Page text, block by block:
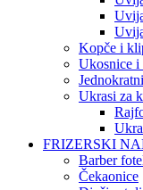
Kopče i
Ukosnice i
Ukrasi za
FRIZERSKI
Barber
Čekaonice